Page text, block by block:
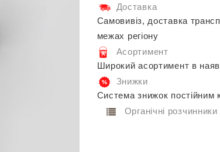
Доставка
Самовивіз, доставка
межах регіону
Асортимент
Широкий асортимент в
Знижки
Система знижок постійним
Органічні розчинники